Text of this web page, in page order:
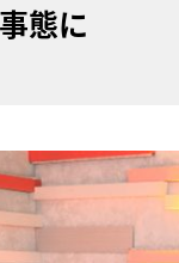
態に